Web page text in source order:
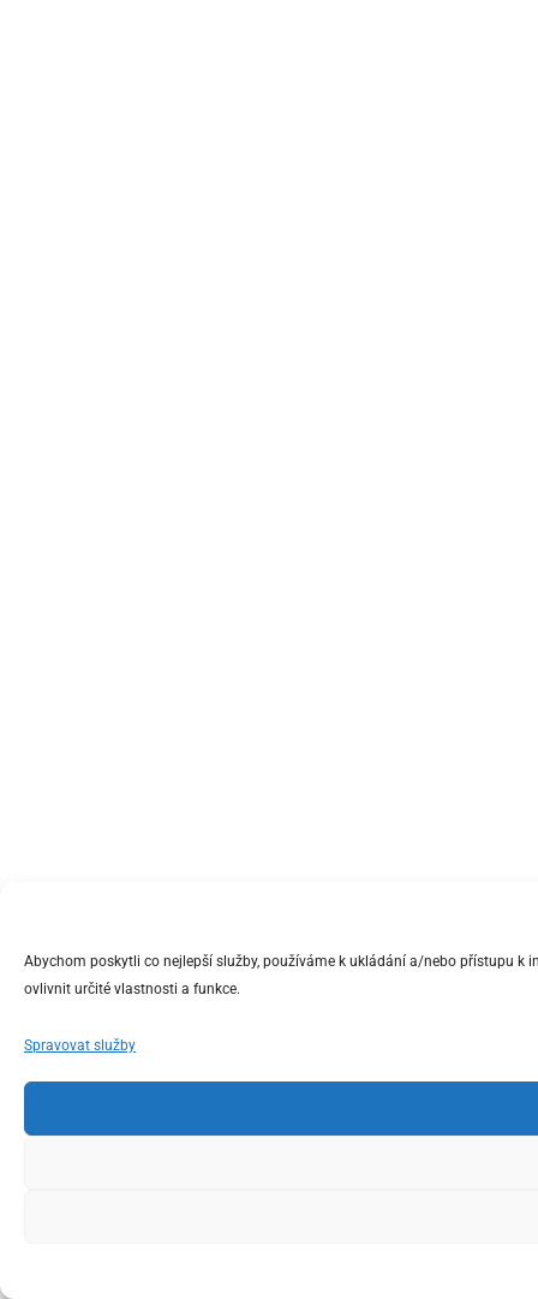
Abychom poskytli co nejlepší služby, používáme k ukládání a/nebo přístupu
ovlivnit určité vlastnosti a funkce.
Spravovat služby